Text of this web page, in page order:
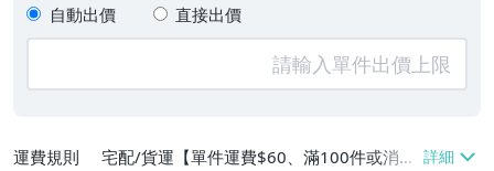
自動出價 直接出價
運費規則
宅配/貨運【單件運費$60、滿100件或消費